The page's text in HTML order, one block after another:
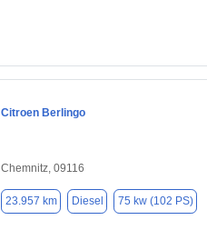
Citroen Berlingo
Chemnitz, 09116
23.957 km Diesel 75 kw (102 PS)